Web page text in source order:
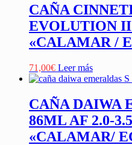
CAÑA
EVOLUTION II
«CALAMAR /
71,00€ Leer más
CAÑA DAIWA
86ML AF 2.0-
«CALAMAR/